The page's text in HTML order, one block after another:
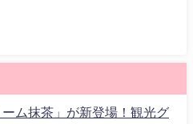
ーム抹茶」が新登場！観光グ